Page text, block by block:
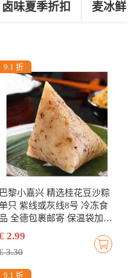
卤味夏季折扣 麦冰鲜
9.1 折
巴黎小嘉兴 精选桂花豆沙粽
只 紫线或灰线8号 冷冻食
品 全德包裹邮寄 保温袋加冰
袋打包
2.99
3.30
9.1 折